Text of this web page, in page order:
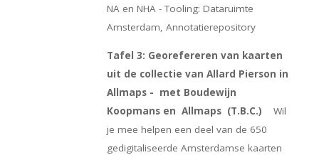
NA en NHA - Tooling: Dataruimte
Amsterdam, Annotatierepository
Tafel 3: Georefereren van kaarten
uit de collectie van Allard Pierson in
Allmaps - met Boudewijn
Koopmans en Allmaps (T.B.C.) Wil
je mee helpen een deel van de 650
gedigitaliseerde Amsterdamse kaarten